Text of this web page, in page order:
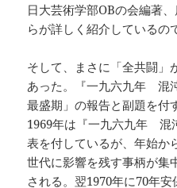
日大芸術学部OBの会編著
らが詳しく紹介しているの
そして、まさに「全共闘」
あった。『一九六九年 混
最盛期」の報告と副題を付
1969年は『一九六九年 混
表を付しているが、年始か
世代に影響を残す事柄が集
される。翌1970年に70年